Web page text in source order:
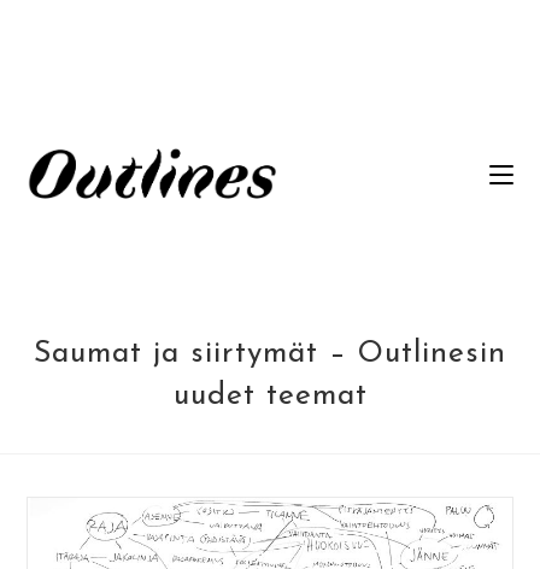
Saumat ja siirtymät – Outlinesin
uudet teemat